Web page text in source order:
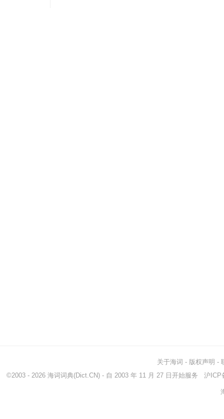
关于海词 - 版权声明 -
©2003 - 2026 海词词典(Dict.CN) - 自 2003 年 11 月 27 日开始服务 沪ICP